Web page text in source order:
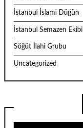
İstanbul İslami Düğün
İstanbul Semazen Ekibi
Söğüt İlahi Grubu
Uncategorized